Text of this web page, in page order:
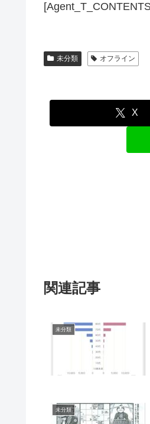
未分類 オフライン
X
関連記事
未分類
未分類